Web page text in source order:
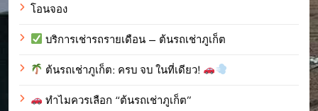
โอนจอง
บริการเช่ารถรายเดือน – ต้นรถเช่าภูเก็ต
ต้นรถเช่าภูเก็ต: ครบ จบ ในที่เดียว!
ทำไมควรเลือก “ต้นรถเช่าภูเก็ต”